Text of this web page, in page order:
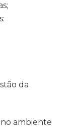
da
ambiente